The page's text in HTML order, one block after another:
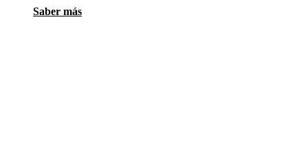
Saber más